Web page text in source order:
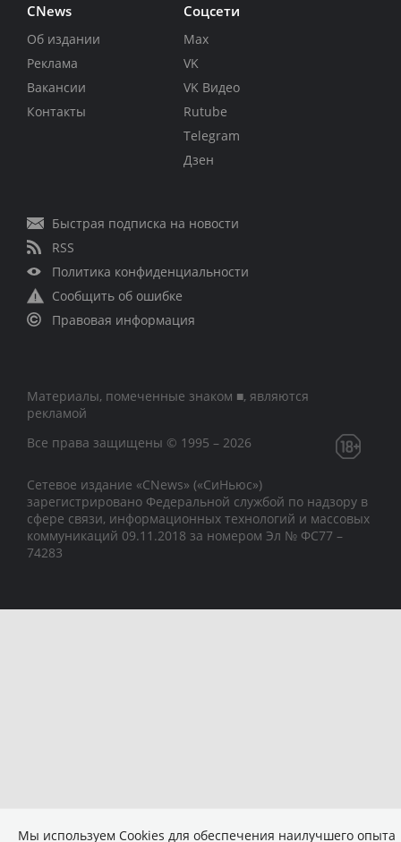
CNews
Об издании
Реклама
Вакансии
Контакты
Соцсети
Max
VK
VK Видео
Rutube
Telegram
Дзен
Быстрая подписка на новости
RSS
Политика конфиденциальности
Сообщить об ошибке
Правовая информация
Материалы, помеченные знаком ■, являются
рекламой
Все права защищены © 1995 – 2026
Сетевое издание «CNews» («СиНьюс»)
зарегистрировано Федеральной службой по надзору в
сфере связи, информационных технологий и массовых
коммуникаций 09.11.2018 за номером Эл № ФС77 –
74283
Мы используем Сookies для обеспечения наилучшего опыта